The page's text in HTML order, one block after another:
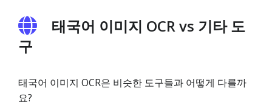
태국어 이미지 OCR vs 기타 도
구
태국어 이미지 OCR은 비슷한 도구들과 어떻게 다를까
요?